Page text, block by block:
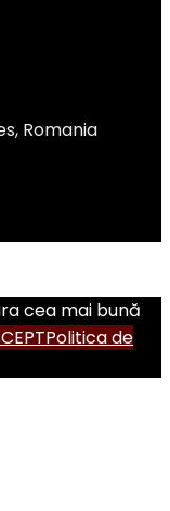
Romania
cea mai bună
Politica de